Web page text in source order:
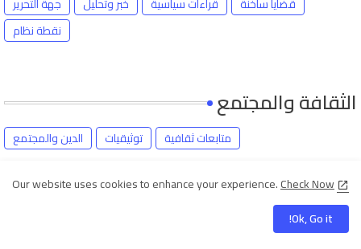
نقطة نظام
الثقافة والمجتمع
الدين والمجتمع توثيقيات متابعات ثقافية
Geo-strategic - English
Our website uses cookies to enhance your experience.Check Now
Ok, Go it!